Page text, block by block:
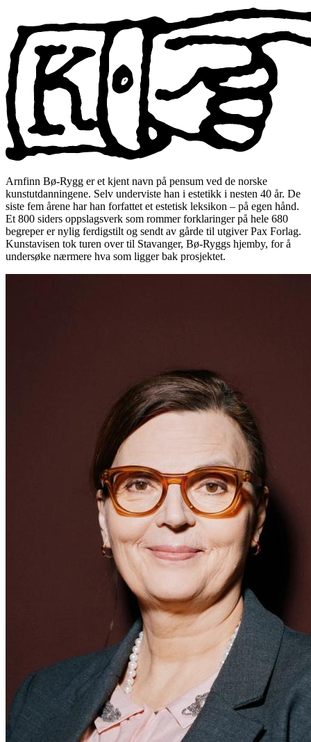
Arnfinn Bø-Rygg er et kjent navn på pensum ved de norske
kunstutdanningene. Selv underviste han i estetikk i nesten 40 år. De
siste fem årene har han forfattet et estetisk leksikon – på egen hånd.
Et 800 siders oppslagsverk som rommer forklaringer på hele 680
begreper er nylig ferdigstilt og sendt av gårde til utgiver Pax Forlag.
Kunstavisen tok turen over til Stavanger, Bø-Ryggs hjemby, for å
undersøke nærmere hva som ligger bak prosjektet.